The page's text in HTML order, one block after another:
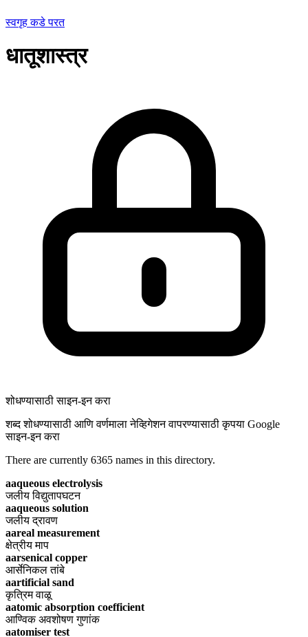
स्वगृह कडे परत
धातूशास्त्र
शोधण्यासाठी साइन-इन करा
शब्द शोधण्यासाठी आणि वर्णमाला नेव्हिगेशन वापरण्यासाठी कृपया Google
साइन-इन करा
There are currently 6365 names in this directory.
aaqueous electrolysis
जलीय विद्युतापघटन
aaqueous solution
जलीय द्रावण
aareal measurement
क्षेत्रीय माप
aarsenical copper
आर्सेनिकल तांबे
aartificial sand
कृत्रिम वाळू
aatomic absorption coefficient
आण्विक अवशोषण गुणांक
aatomiser test